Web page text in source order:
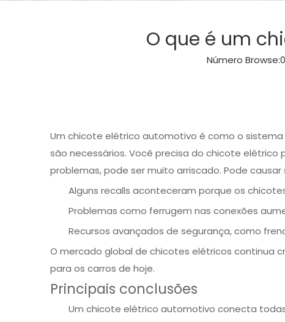
O que é um
Número Browse:0
Um chicote elétrico automotivo é como o sistema
são necessários. Você precisa do chicote elétrico
problemas, pode ser muito arriscado. Pode
Alguns recalls aconteceram porque os
Problemas como ferrugem nas conexões
Recursos avançados de segurança, como
O mercado global de chicotes elétricos continua
para os carros de hoje.
Principais conclusões
Um chicote elétrico automotivo conecta